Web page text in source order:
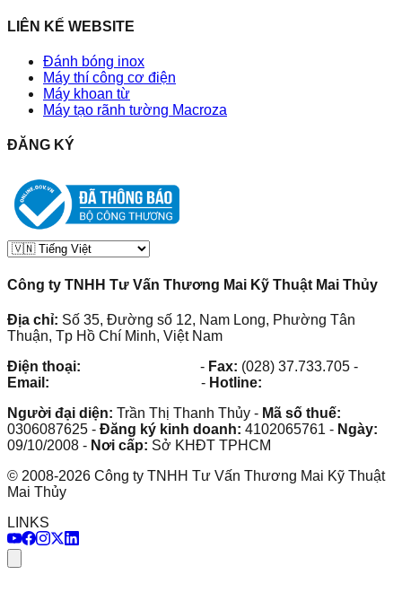
LIÊN KẾ WEBSITE
Đánh bóng inox
Máy thí công cơ điện
Máy khoan từ
Máy tạo rãnh tường Macroza
ĐĂNG KÝ
Công ty TNHH Tư Vấn Thương Mai Kỹ Thuật Mai Thủy
Địa chỉ: Số 35, Đường số 12, Nam Long, Phường Tân
Thuận, Tp Hồ Chí Minh, Việt Nam
Điện thoại:
- Fax: (028) 37.733.705 -
Email:
- Hotline:
Người đại diện: Trần Thị Thanh Thủy - Mã số thuế:
0306087625 - Đăng ký kinh doanh: 4102065761 - Ngày:
09/10/2008 - Nơi cấp: Sở KHĐT TPHCM
© 2008-2026 Công ty TNHH Tư Vấn Thương Mai Kỹ Thuật
Mai Thủy
LINKS